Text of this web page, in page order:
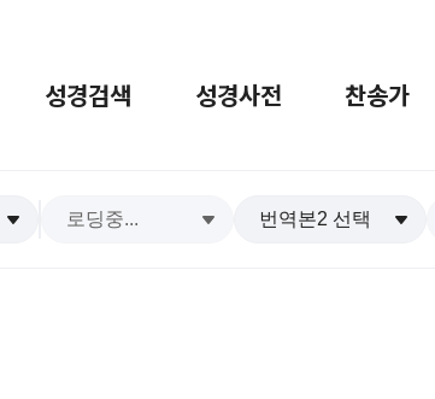
성경검색 성경사전 찬송가